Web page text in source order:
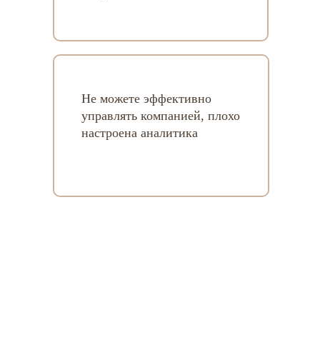
Не можете эффективно
управлять компанией, плохо
настроена аналитика